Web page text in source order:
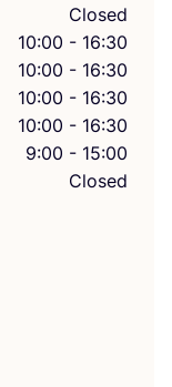
Closed
10:00 - 16:30
10:00 - 16:30
10:00 - 16:30
10:00 - 16:30
9:00 - 15:00
Closed